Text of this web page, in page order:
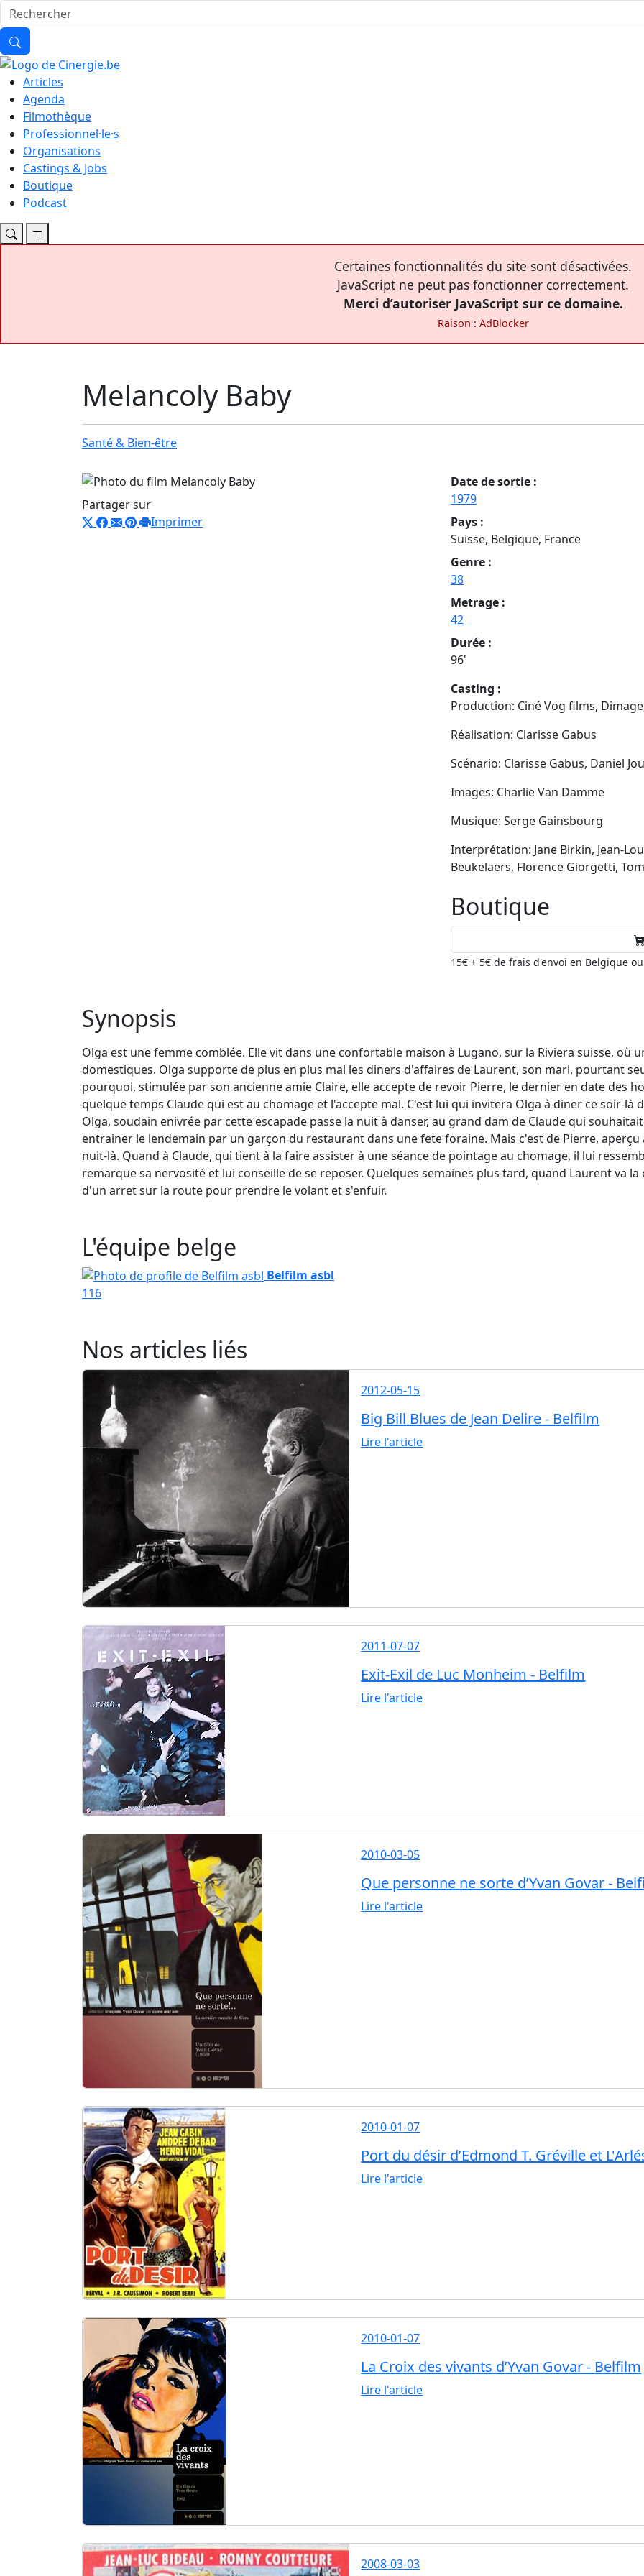
Articles
Agenda
Filmothèque
Professionnel·le·s
Organisations
Castings & Jobs
Boutique
Podcast
Certaines fonctionnalités du site sont désactivées.
JavaScript ne peut pas fonctionner correctement.
Merci d’autoriser JavaScript sur ce domaine.
Raison : AdBlocker
Melancoly Baby
Santé & Bien-être
Partager sur
Imprimer
Date de sortie :
1979
Pays :
Suisse, Belgique, France
Genre :
38
Metrage :
42
Durée :
96'
Casting :
Production: Ciné Vog films,
Réalisation: Clarisse Gabus
Scénario: Clarisse Gabus, Daniel
Images: Charlie Van Damme
Musique: Serge Gainsbourg
Interprétation: Jane Birkin, Jean-
Beukelaers, Florence Giorgetti,
Boutique
15€ + 5€ de frais d'envoi en Belgique
Synopsis
Olga est une femme comblée. Elle vit dans une confortable maison à Lugano, sur la Riviera suisse, où
domestiques. Olga supporte de plus en plus mal les diners d'affaires de Laurent, son mari, pourtant
pourquoi, stimulée par son ancienne amie Claire, elle accepte de revoir Pierre, le dernier en date des
quelque temps Claude qui est au chomage et l'accepte mal. C'est lui qui invitera Olga à diner ce soir-
Olga, soudain enivrée par cette escapade passe la nuit à danser, au grand dam de Claude qui
entrainer le lendemain par un garçon du restaurant dans une fete foraine. Mais c'est de Pierre,
nuit-là. Quand à Claude, qui tient à la faire assister à une séance de pointage au chomage, il lui
remarque sa nervosité et lui conseille de se reposer. Quelques semaines plus tard, quand Laurent va
d'un arret sur la route pour prendre le volant et s'enfuir.
L'équipe belge
Belfilm asbl
116
Nos articles liés
2012-05-15
Big Bill Blues de Jean Delire - Belfilm
Lire l'article
2011-07-07
Exit-Exil de Luc Monheim - Belfilm
Lire l'article
2010-03-05
Que personne ne sorte d’Yvan Govar -
Lire l'article
2010-01-07
Port du désir d’Edmond T. Gréville et
Lire l'article
2010-01-07
La Croix des vivants d’Yvan Govar - Belfilm
Lire l'article
2008-03-03